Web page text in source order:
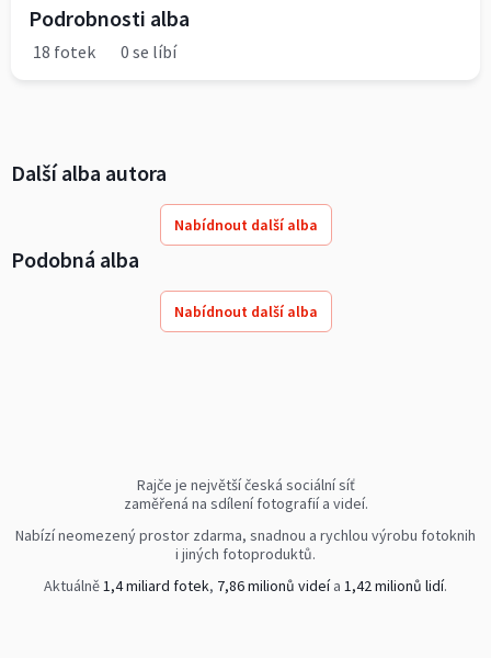
Podrobnosti alba
18 fotek 0 se líbí
Další alba autora
Nabídnout další alba
Podobná alba
Nabídnout další alba
Rajče je největší česká sociální síť
zaměřená na sdílení fotografií a videí.
Nabízí neomezený prostor zdarma, snadnou a rychlou výrobu fotoknih
i jiných fotoproduktů.
Aktuálně1,4 miliard fotek, 7,86 milionů videía 1,42 milionů lidí.